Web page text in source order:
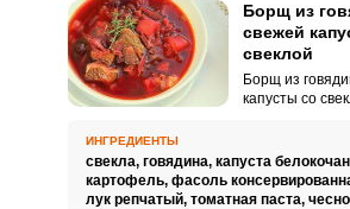
Борщ из
свежей
свеклой
Борщ из
капусты со
много, с
ингредиентов
зажарки.
ИНГРЕДИЕНТЫ
свекла, говядина, капуста
картофель, фасоль
лук репчатый, томатная паста,